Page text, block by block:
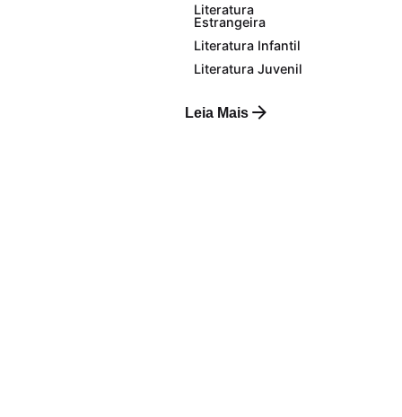
Literatura
Estrangeira
Literatura Infantil
Literatura Juvenil
Leia Mais